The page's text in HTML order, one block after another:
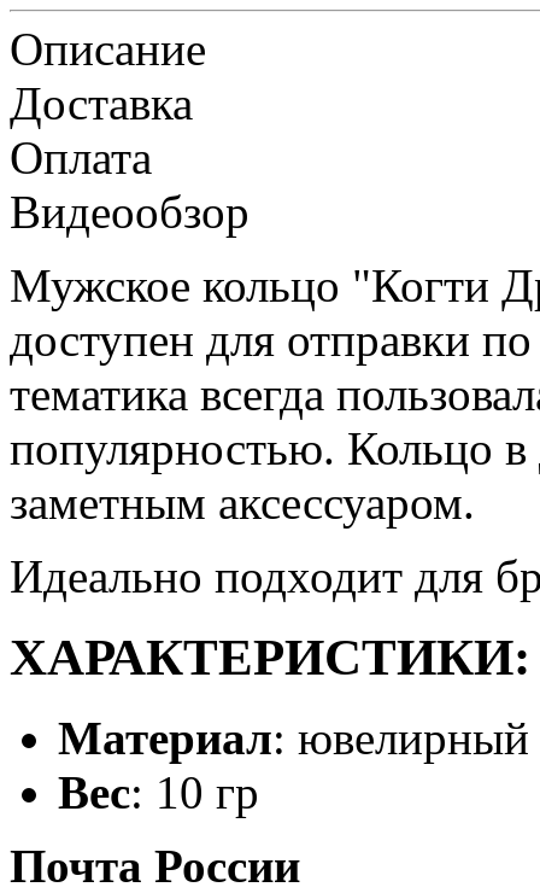
Описание
Доставка
Оплата
Видеообзор
Мужское кольцо "Когти
доступен для отправки
тематика всегда
популярностью. Кольцо
заметным аксессуаром.
Идеально подходит для
ХАРАКТЕРИСТИКИ:
Материал: ювелирный
Вес: 10 гр
Почта России